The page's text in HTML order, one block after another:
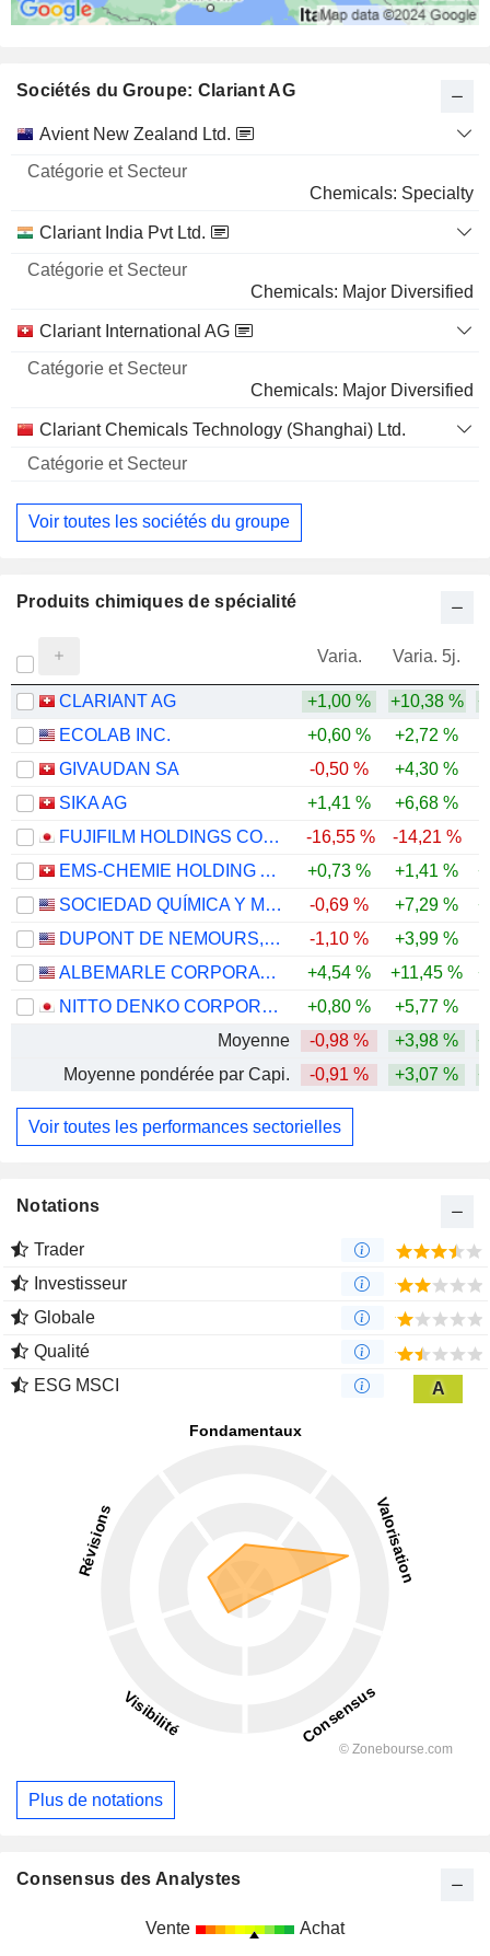
Sociétés du Groupe: Clariant AG
Nom
Catégorie
Secteur
Avient New Zealand Ltd.
Chemicals: Specialty
Clariant India Pvt Ltd.
Chemicals: Major Diversified
Clariant International AG
Chemicals: Major Diversified
Clariant Chemicals Technology (Shanghai) Ltd.
Voir toutes les sociétés du groupe
Produits chimiques de spécialité
Varia. Varia. 5j.
CLARIANT AG +1,00 % +10,38 %
ECOLAB INC.
+0,60 % +2,72 %
GIVAUDAN SA
-0,50 % +4,30 %
SIKA AG
+1,41 % +6,68 %
FUJIFILM HOLDINGS CORPORATION
-16,55 % -14,21 %
EMS-CHEMIE HOLDING AG
+0,73 % +1,41 %
SOCIEDAD QUÍMICA Y MINERA DE CHILE S.A.
-0,69 % +7,29 %
DUPONT DE NEMOURS, INC.
-1,10 % +3,99 %
ALBEMARLE CORPORATION
+4,54 % +11,45 %
NITTO DENKO CORPORATION
+0,80 % +5,77 %
Moyenne
-0,98 % +3,98 %
Moyenne pondérée par Capi.
-0,91 % +3,07 %
Voir toutes les performances sectorielles
Notations
Trader
Investisseur
Globale
Qualité
ESG MSCI
A
Plus de notations
Consensus des Analystes
Vente Achat